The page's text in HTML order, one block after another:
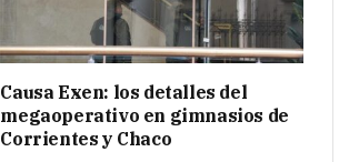
Causa Exen: los detalles del
megaoperativo en gimnasios de
Corrientes y Chaco